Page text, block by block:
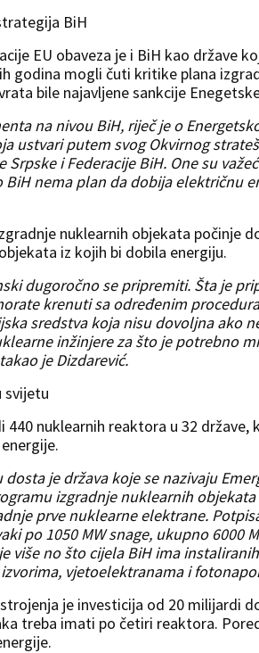
BiH
EU obaveza je i BiH kao države
godina mogli čuti kritike plana
bile najavljene sankcije
na nivou BiH, riječ je o
ustvari putem svog Okvirnog
Srpske i Federacije BiH. One su
nema plan da dobija električnu
nuklearnih objekata počinje
iz kojih bi dobila energiju.
dugoročno se pripremiti. Šta je
krenuti sa određenim
sredstva koja nisu dovoljna ako
inžinjere za što je potrebno
je Dizdarević.
svijetu
440 nuklearnih reaktora u 32
je država koje se nazivaju
izgradnje nuklearnih
prve nuklearne elektrane.
po 1050 MW snage, ukupno 6000
više no što cijela BiH ima
vjetoelektranama i
je investicija od 20 milijardi
treba imati po četiri reaktora.